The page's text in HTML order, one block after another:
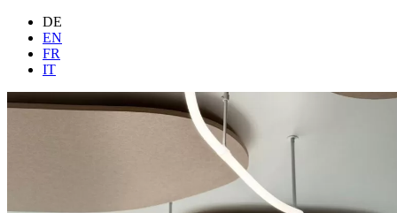
DE
EN
FR
IT